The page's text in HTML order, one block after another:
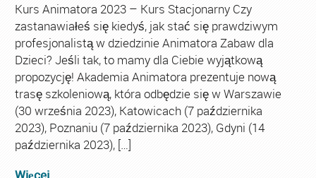
Kurs Animatora 2023 – Kurs Stacjonarny Czy
zastanawiałeś się kiedyś, jak stać się prawdziwym
profesjonalistą w dziedzinie Animatora Zabaw dla
Dzieci? Jeśli tak, to mamy dla Ciebie wyjątkową
propozycję! Akademia Animatora prezentuje nową
trasę szkoleniową, która odbędzie się w Warszawie
(30 września 2023), Katowicach (7 października
2023), Poznaniu (7 października 2023), Gdyni (14
października 2023), […]